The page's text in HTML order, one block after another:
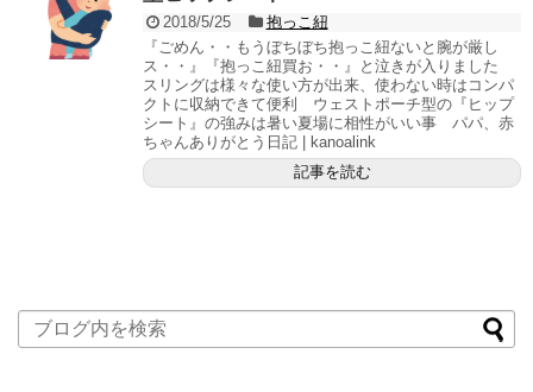
2018/5/25
抱っこ紐
『ごめん・・もうぼちぼち抱っこ紐ないと腕が厳し
ス・・』『抱っこ紐買お・・』と泣きが入りました
スリングは様々な使い方が出来、使わない時はコンパ
クトに収納できて便利 ウェストポーチ型の『ヒップ
シート』の強みは暑い夏場に相性がいい事 パパ、赤
ちゃんありがとう日記 | kanoalink
記事を読む